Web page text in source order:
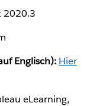
2020.3
Englisch): Hier
eLearning,